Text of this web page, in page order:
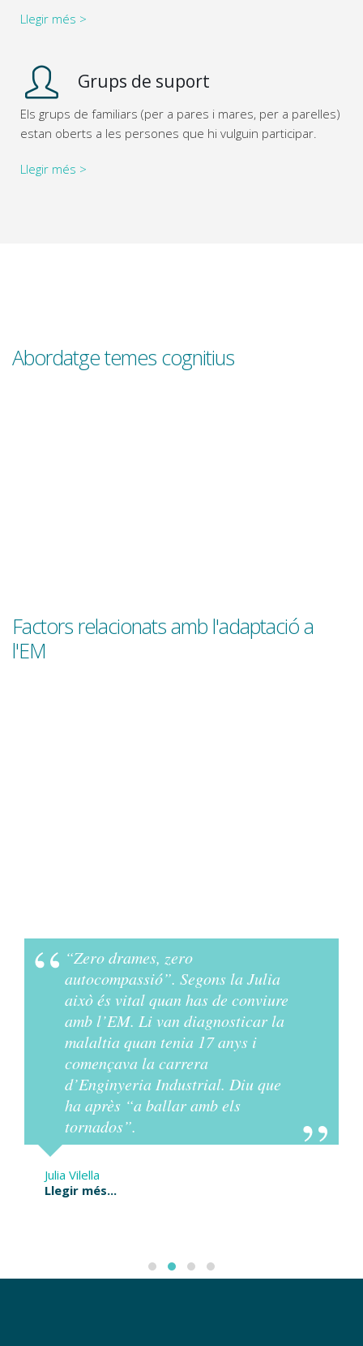
Llegir més >
Grups de suport
Els grups de familiars (per a pares i mares, per a parelles)
estan oberts a les persones que hi vulguin participar.
Llegir més >
Abordatge temes cognitius
Factors relacionats amb l'adaptació a
l'EM
“Zero drames, zero
autocompassió”. Segons la Julia
això és vital quan has de conviure
amb l’EM. Li van diagnosticar la
malaltia quan tenia 17 anys i
començava la carrera
d’Enginyeria Industrial. Diu que
ha après “a ballar amb els
tornados”.
Julia Vilella
Llegir més...